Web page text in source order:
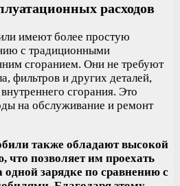
расходов
имеют более простую
с традиционными
сгоранием. Они не требуют
фильтров и других деталей,
сгорания. Это
на обслуживание и ремонт
также обладают высокой
что позволяет им проехать
одной зарядке по сравнению с